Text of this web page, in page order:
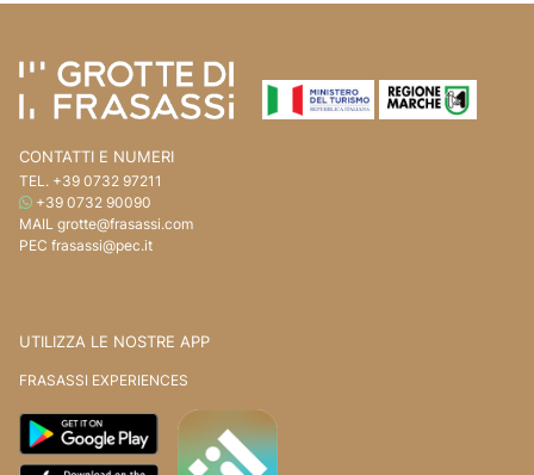
CONTATTI E NUMERI
TEL. +39 0732 97211
WHATSAPP
+39 0732 90090
MAIL grotte@frasassi.com
PEC frasassi@pec.it
UTILIZZA LE NOSTRE APP
FRASASSI EXPERIENCES